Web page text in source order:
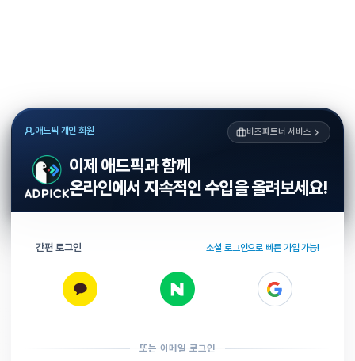
애드픽 개인 회원 비즈파트너 서비스
이제 애드픽과 함께
온라인에서 지속적인 수입을 올려보세요!
간편 로그인 소셜 로그인으로 빠른 가입 가능!
또는 이메일 로그인